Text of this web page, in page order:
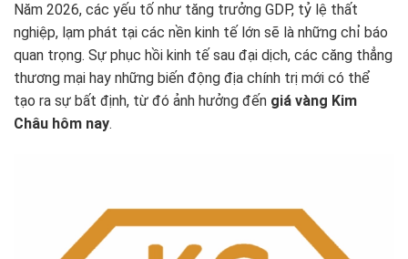
Năm 2026, các yếu tố như tăng trưởng GDP, tỷ lệ thất
nghiệp, lạm phát tại các nền kinh tế lớn sẽ là những chỉ báo
quan trọng. Sự phục hồi kinh tế sau đại dịch, các căng thẳng
thương mại hay những biến động địa chính trị mới có thể
tạo ra sự bất định, từ đó ảnh hưởng đến giá vàng Kim
Châu hôm nay.